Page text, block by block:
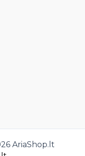
AriaShop.lt